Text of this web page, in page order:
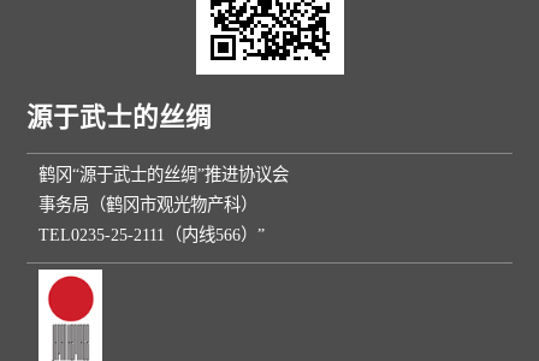
源于武士的丝绸
鹤冈“源于武士的丝绸”推进协议会
事务局（鹤冈市观光物产科）
TEL0235-25-2111（内线566）”